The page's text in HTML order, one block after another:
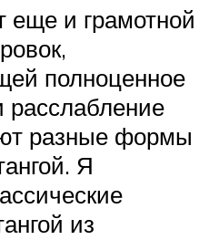
еще и грамотной
полноценное
расслабление
разные формы
Я
из